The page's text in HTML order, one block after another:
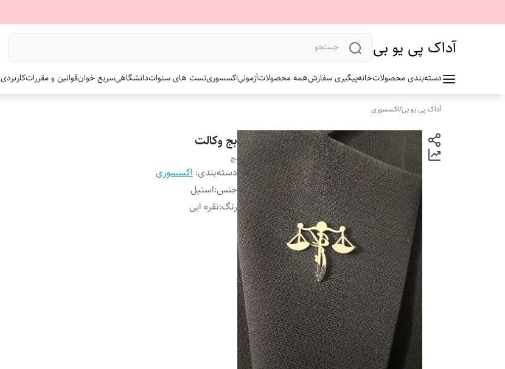
آداک پی یو بی
دسته‌بندی محصولاتخانهپیگیری سفارشهمه محصولاتآزمونیاکسسوریتست های سنواتدانشگاهیسریع خوانقوانین و مقرراتکاربردی
آداک پی یو بی/اکسسوری
بج وکالت
بج
دسته‌بندی: اکسسوری
جنس:استیل
رنگ:نقره ایی